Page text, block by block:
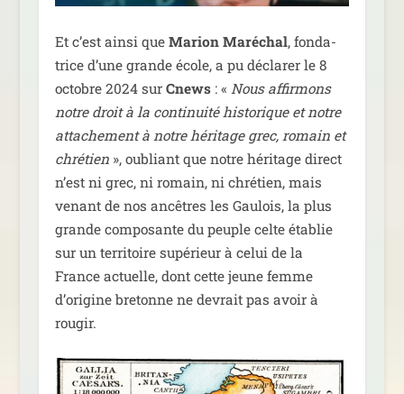
Et c’est ain­si que Marion Maréchal, fon­da­
trice d’une grande école, a pu décla­rer le 8
octobre 2024 sur Cnews: « Nous affir­mons
notre droit à la conti­nui­té his­to­rique et notre
atta­che­ment à notre héri­tage grec, romain et
chré­tien», oubliant que notre héri­tage direct
n’est ni grec, ni romain, ni chré­tien, mais
venant de nos ancêtres les Gaulois, la plus
grande com­po­sante du peuple celte éta­blie
sur un ter­ri­toire supé­rieur à celui de la
France actuelle, dont cette jeune femme
d’origine bre­tonne ne devrait pas avoir à
rougir.